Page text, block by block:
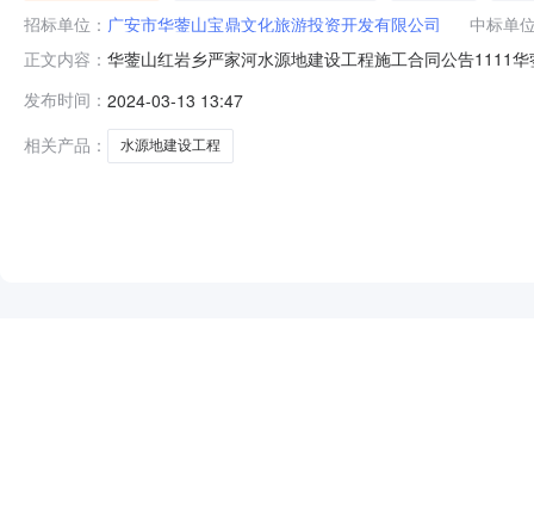
招标单位： 广安市华蓥山宝鼎文化旅游投资开发有限公司
中标单
正文内容： 华蓥山红岩乡严家河水源地建设工程施工合同公告1111
司浙江省杭州市滨江区西兴镇水电新村0571-86689001
工日期
发布时间： 2024-03-13 13:47
相关产品：
水源地建设工程